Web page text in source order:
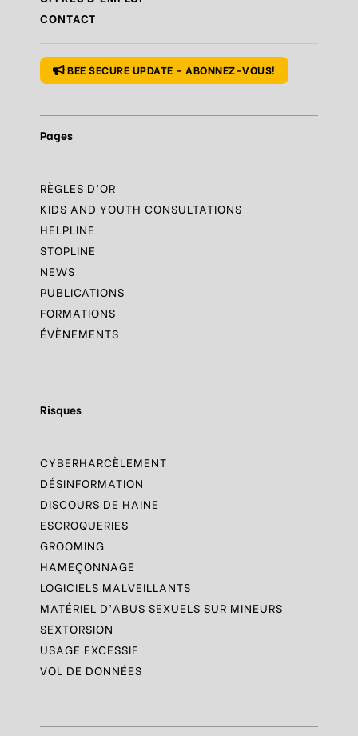
CONTACT
BEE SECURE UPDATE - ABONNEZ-VOUS!
Pages
RÈGLES D’OR
KIDS AND YOUTH CONSULTATIONS
HELPLINE
STOPLINE
NEWS
PUBLICATIONS
FORMATIONS
ÉVÈNEMENTS
Risques
CYBERHARCÈLEMENT
DÉSINFORMATION
DISCOURS DE HAINE
ESCROQUERIES
GROOMING
HAMEÇONNAGE
LOGICIELS MALVEILLANTS
MATÉRIEL D’ABUS SEXUELS SUR MINEURS
SEXTORSION
USAGE EXCESSIF
VOL DE DONNÉES